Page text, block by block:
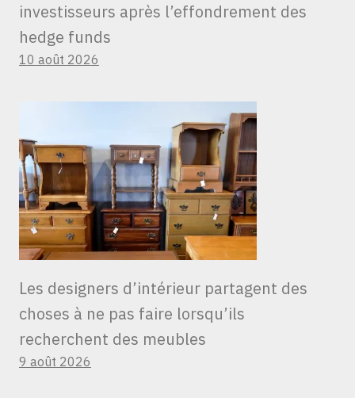
investisseurs après l’effondrement des
hedge funds
10 août 2026
Les designers d’intérieur partagent des
choses à ne pas faire lorsqu’ils
recherchent des meubles
9 août 2026